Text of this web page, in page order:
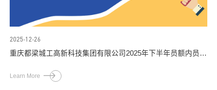
2025-12-26
重庆都梁城工高新科技集团有限公司2025年下半年员额内员工
Learn More